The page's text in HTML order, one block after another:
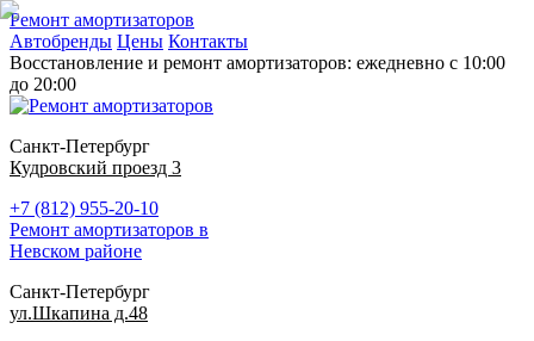
Ремонт амортизаторов
Автобренды Цены Контакты
Восстановление и ремонт амортизаторов: ежедневно с 10:00
до 20:00
Санкт-Петербург
Кудровский проезд 3
+7 (812) 955-20-10
Ремонт амортизаторов в
Невском районе
Санкт-Петербург
ул.Шкапина д.48